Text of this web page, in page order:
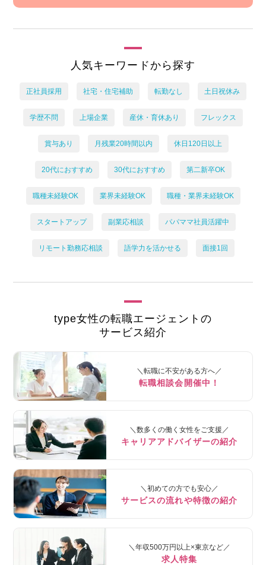
人気キーワードから探す
正社員採用 社宅・住宅補助 転勤なし 土日祝休み
学歴不問 上場企業 産休・育休あり フレックス
賞与あり 月残業20時間以内 休日120日以上
20代におすすめ 30代におすすめ 第二新卒OK
職種未経験OK 業界未経験OK 職種・業界未経験OK
スタートアップ 副業応相談 パパママ社員活躍中
リモート勤務応相談 語学力を活かせる 面接1回
type女性の転職エージェントの
サービス紹介
＼転職に不安がある方へ／
転職相談会開催中！
＼数多くの働く女性をご支援／
キャリアアドバイザーの紹介
＼初めての方でも安心／
サービスの流れや特徴の紹介
＼年収500万円以上×東京など／
求人特集